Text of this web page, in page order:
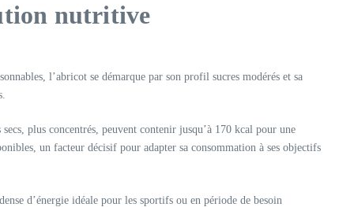
nutritive
l’abricot se démarque par son profil sucres modérés et sa
plus concentrés, peuvent contenir jusqu’à 170 kcal pour une
un facteur décisif pour adapter sa consommation à ses objectifs
d’énergie idéale pour les sportifs ou en période de besoin